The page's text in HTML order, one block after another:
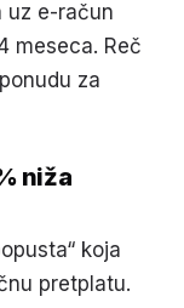
uz e-račun
meseca. Reč
za
niža
koja
pretplatu.